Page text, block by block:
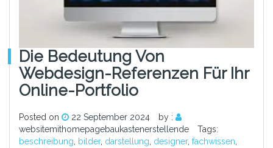
Die Bedeutung Von
Webdesign-Referenzen Für Ihr
Online-Portfolio
Posted on 22 September 2024
by :
websitemithomepagebaukastenerstellende
Tags:
beschreibung, bilder, darstellung, designer, fachwissen,